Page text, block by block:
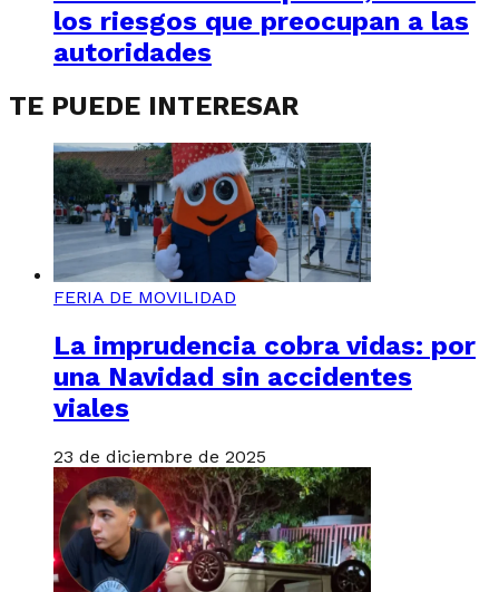
los riesgos que preocupan a las
autoridades
TE PUEDE INTERESAR
FERIA DE MOVILIDAD
La imprudencia cobra vidas: por
una Navidad sin accidentes
viales
23 de diciembre de 2025